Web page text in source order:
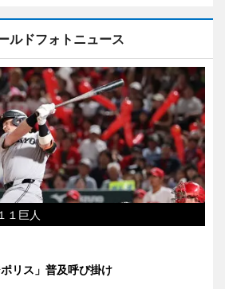
ルドフォトニュース
１巨人
ポリス」普及呼び掛け